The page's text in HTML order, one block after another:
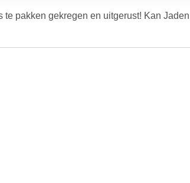
pakken gekregen en uitgerust! Kan